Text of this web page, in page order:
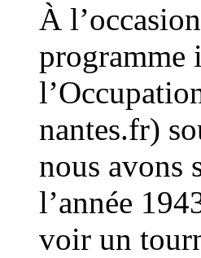
À
programme
nantes.fr)
nous avons
l’année
voir un